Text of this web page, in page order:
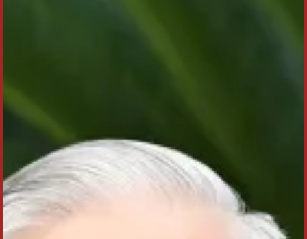
phát hành năm 2020) cùng với các văn kiện chỉ đạo
của Trung ương, những bài viết, phát biểu của Tổng
Bí thư Tô Lâm gần đây, các cấp ủy sẽ được định
hướng đầy đủ, toàn diện, sâu sắc hơn để xây dựng
báo cáo chính trị có chất lượng tốt nhất.